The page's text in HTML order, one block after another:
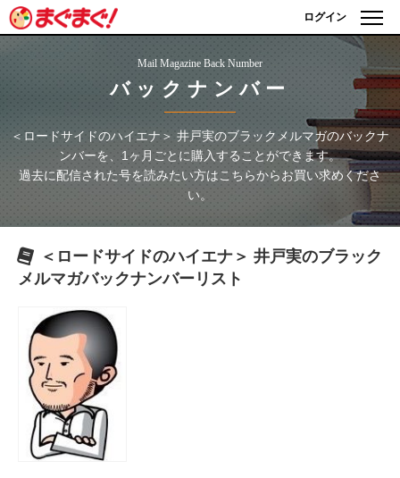
ログイン
Mail Magazine Back Number
バックナンバー
＜ロードサイドのハイエナ＞ 井戸実のブラックメルマガのバックナ
ンバーを、1ヶ月ごとに購入することができます。
過去に配信された号を読みたい方はこちらからお買い求めくださ
い。
＜ロードサイドのハイエナ＞ 井戸実のブラック
メルマガバックナンバーリスト